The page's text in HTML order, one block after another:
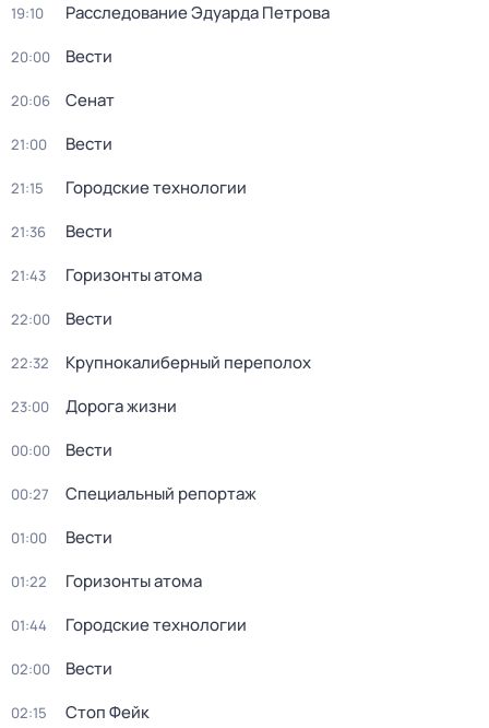
19:10 Расследование Эдуарда Петрова
20:00 Вести
20:06 Сенат
21:00 Вести
21:15 Городские технологии
21:36 Вести
21:43 Горизонты атома
22:00 Вести
22:32 Крупнокалиберный переполох
23:00 Дорога жизни
00:00 Вести
00:27 Специальный репортаж
01:00 Вести
01:22 Горизонты атома
01:44 Городские технологии
02:00 Вести
02:15 Стоп Фейк